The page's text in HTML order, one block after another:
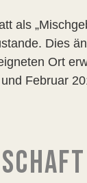
als
Dies
Ort
Februar